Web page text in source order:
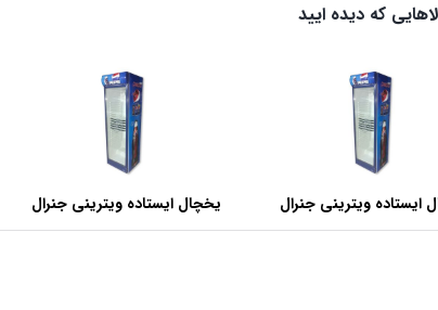
که دیده ایید
ایستاده ویترینی جنرال
عرض 60 سانتی متر
یخچال ایستاده ویترینی جنرال
عرض 70 سانتی متر